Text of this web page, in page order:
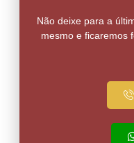
Não deixe para a
mesmo e ficaremos